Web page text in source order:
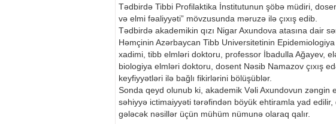
Tədbirdə Tibbi Profilaktika İnstitutunun şöbə müdiri,
və elmi fəaliyyəti” mövzusunda məruzə ilə çıxış edib.
Tədbirdə akademikin qızı Nigar Axundova atasına dair
Həmçinin Azərbaycan Tibb Universitetinin
xadimi, tibb elmləri doktoru, professor İbadulla Ağayev,
biologiya elmləri doktoru, dosent Nəsib Namazov çıxış
keyfiyyətləri ilə bağlı fikirlərini bölüşüblər.
Sonda qeyd olunub ki, akademik Vəli Axundovun zəngin
səhiyyə ictimaiyyəti tərəfindən böyük ehtiramla yad
gələcək nəsillər üçün mühüm nümunə olaraq qalır.